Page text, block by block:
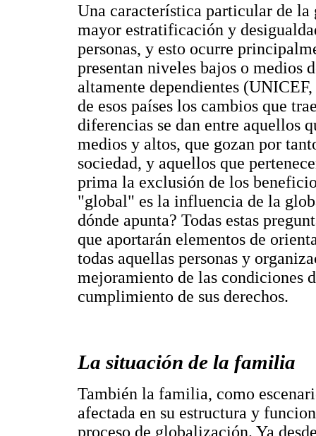
Una característica particular de
mayor estratificación y
personas, y esto ocurre
presentan niveles bajos o medios
altamente dependientes
de esos países los cambios que
diferencias se dan entre aquellos
medios y altos, que gozan por
sociedad, y aquellos que
prima la exclusión de los
"global" es la influencia de la
dónde apunta? Todas estas
que aportarán elementos de
todas aquellas personas y
mejoramiento de las condiciones
cumplimiento de sus derechos.
La situación de la familia
También la familia, como
afectada en su estructura y
proceso de globalización. Ya